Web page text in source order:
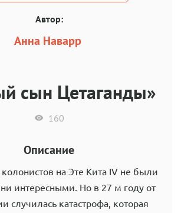
Автор:
Анна Наварр
сын Цетаганды»
160
Описание
на Эте Кита IV не были
интересными. Но в 27 м году от
случилась катастрофа, которая